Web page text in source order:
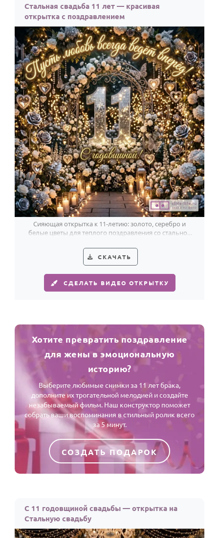
Стальная свадьба 11 лет — красивая
открытка с поздравлением
Сияющая открытка к 11-летию: золото, серебро и
белые цветы для теплого поздравления со стальной
СКАЧАТЬ
СДЕЛАТЬ ВИДЕО ОТКРЫТКУ
Хотите превратить поздравление
для жены в эмоциональную
историю?
Выберите любимые снимки за 11 лет брака,
дополните их трогательной мелодией и создайте
незабываемый фильм. Наш конструктор поможет
собрать ваши воспоминания в стильный ролик всего
за 5 минут.
СОЗДАТЬ ПОДАРОК
С 11 годовщиной свадьбы — открытка на
Стальную свадьбу